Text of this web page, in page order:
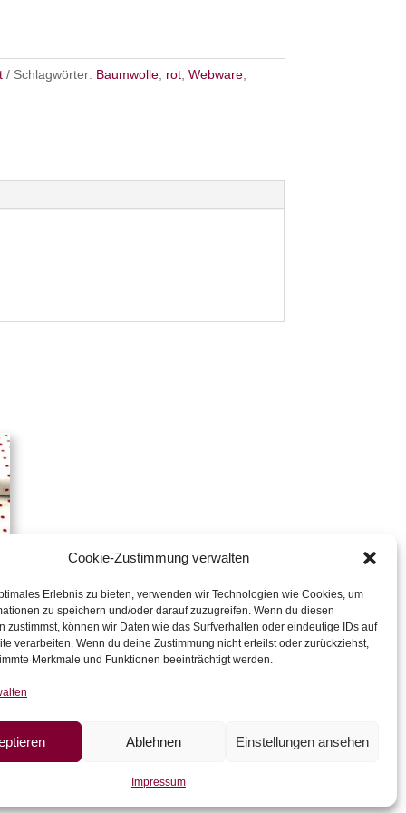
Cookie-Zustimmung verwalten
Erlebnis zu bieten, verwenden wir Technologien wie Cookies, um
zu speichern und/oder darauf zuzugreifen. Wenn du diesen
zustimmst, können wir Daten wie das Surfverhalten oder eindeutige IDs auf
verarbeiten. Wenn du deine Zustimmung nicht erteilst oder zurückziehst,
Merkmale und Funktionen beeinträchtigt werden.
Ablehnen Einstellungen ansehen
Impressum
Schlagwörter: Baumwolle, rot, Webware,